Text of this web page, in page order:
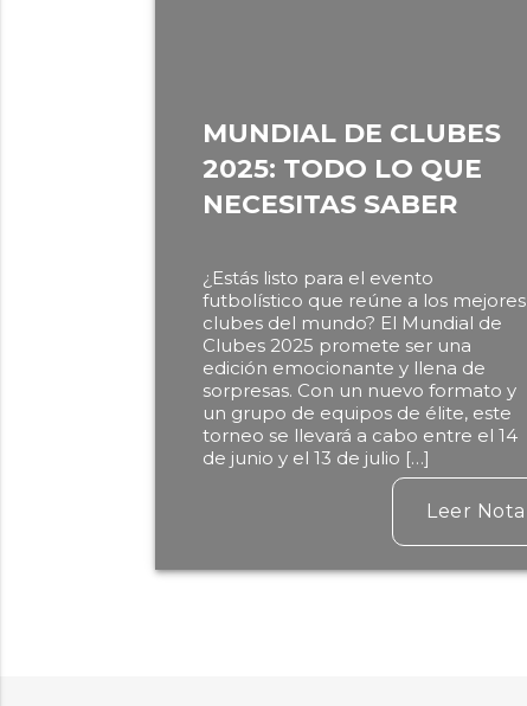
MUNDIAL DE CLUBES
2025: TODO LO QUE
NECESITAS SABER
¿Estás listo para el evento
futbolístico que reúne a los mejores
clubes del mundo? El Mundial de
Clubes 2025 promete ser una
edición emocionante y llena de
sorpresas. Con un nuevo formato y
un grupo de equipos de élite, este
torneo se llevará a cabo entre el 14
de junio y el 13 de julio […]
Leer Nota